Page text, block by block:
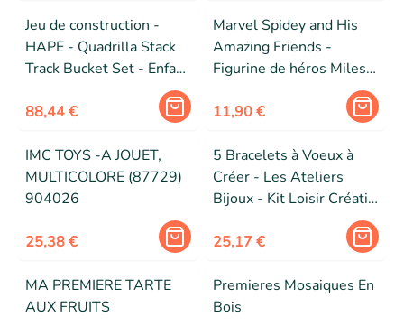
Jeu de construction -
HAPE - Quadrilla Stack
Track Bucket Set - Enfant
- 4 ans - Mixte - Blanc
88,44 €
Marvel Spidey and His
Amazing Friends -
Figurine de héros Miles
Morales de 10 cm - 1
accessoire - pour enfants
11,90 €
IMC TOYS -A JOUET,
MULTICOLORE (87729)
904026
25,38 €
5 Bracelets à Voeux à
Créer - Les Ateliers
Bijoux - Kit Loisir Créatif
25,17 €
MA PREMIERE TARTE
AUX FRUITS
Premieres Mosaiques En
Bois